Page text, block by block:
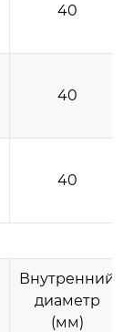
40
40
40
Внутренний
диаметр
(мм)